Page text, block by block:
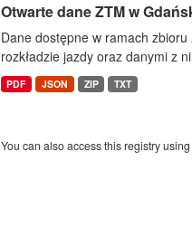
Otwarte dane ZTM w
Dane dostępne w ramach
rozkładzie jazdy oraz danymi z
PDF JSON ZIP TXT
You can also access this registry